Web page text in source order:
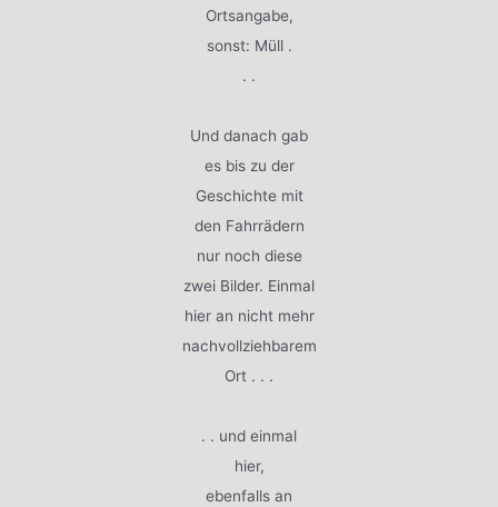
Ortsangabe,
sonst: Müll .
. .
Und danach gab
es bis zu der
Geschichte mit
den Fahrrädern
nur noch diese
zwei Bilder. Einmal
hier an nicht mehr
nachvollziehbarem
Ort . . .
. . und einmal
hier,
ebenfalls an